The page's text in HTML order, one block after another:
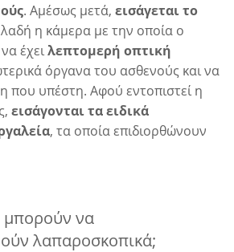
. Αμέσως μετά, εισάγεται το
η κάμερα με την οποία ο
έχειλεπτομερή οπτική
όργανα του ασθενούς και να
που υπέστη. Αφού εντοπιστεί η
εισάγονται τα ειδικά
, τα οποία επιδιορθώνουν
μπορούν να
λαπαροσκοπικά;